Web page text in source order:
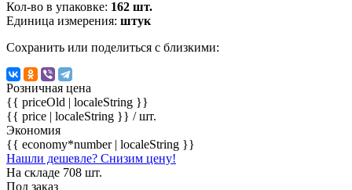
Кол-во в упаковке: 162 шт.
Единица измерения: штук
Сохранить или поделиться с близкими:
Розничная цена
{{ priceOld | localeString }}
{{ price | localeString }} / шт.
Экономия
{{ economy*number | localeString }}
Нашли дешевле? Снизим цену!
На складе 708 шт.
Под заказ